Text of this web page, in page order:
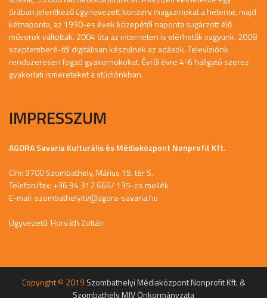
órában jelentkező úgynevezett konzerv magazinokat a hetente, majd
kétnaponta, az 1990-es évek közepétől naponta sugárzott élő
műsorok váltották. 2004 óta az interneten is elérhetők vagyunk. 2008
szeptemberé-től digitálisan készülnek az adások. Televíziónk
rendszeresen fogad gyakornokokat. Évről évre 4-6 hallgató szerez
gyakorlati ismereteket a stúdiónkban.
IMPRESSZUM
AGORA Savaria Kulturális és Médiaközpont Nonprofit Kft.
Cím: 9700 Szombathely, Márius 15. tér 5.
Telefon/fax: +36 94 312 666/ 135-ös mellék
E-mail: szombathelyitv@agora-savaria.hu
Ügyvezető: Horváth Zoltán
Copyright © 2019 Szombathelyi Médiaközpont Nonprofit Kft. &
Szombathely MJV Önkormányzata